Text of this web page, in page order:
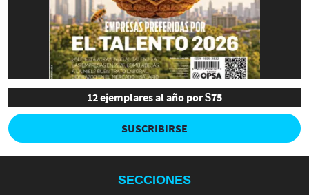
12 ejemplares al año por $75
SUSCRIBIRSE
SECCIONES